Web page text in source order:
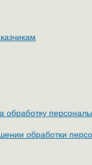
обработку
обработки